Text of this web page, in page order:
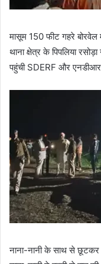
मासूम 150 फीट गहरे बोरवेल
थाना क्षेत्र के पिपलिया
पहुंची SDERF और
नाना-नानी के साथ से छूटकर